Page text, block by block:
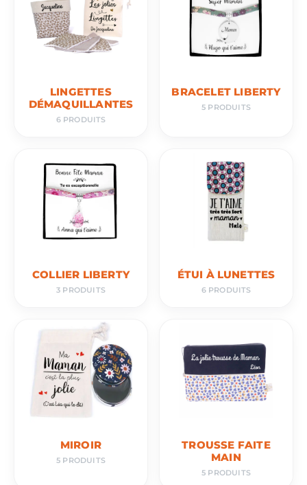
LINGETTES
DÉMAQUILLANTES
6 PRODUITS
BRACELET LIBERTY
5 PRODUITS
COLLIER LIBERTY
3 PRODUITS
ÉTUI À LUNETTES
6 PRODUITS
MIROIR
5 PRODUITS
TROUSSE FAITE
MAIN
5 PRODUITS